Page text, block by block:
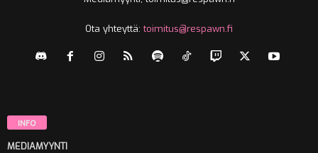
Ota yhteyttä:toimitus@respawn.fi
INFO
MEDIAMYYNTI